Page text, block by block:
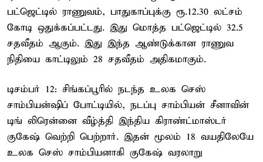
பட்ஜெட்டில் ராணுவம், பாதுகாப்புக்கு ரூ.12.30 லட்சம்
கோடி ஒதுக்கப்பட்டது. இது மொத்த பட்ஜெட்டில் 32.5
சதவீதம் ஆகும். இது இந்த ஆண்டுக்கான ராணுவ
நிதியை காட்டிலும் 28 சதவீதம் அதிகமாகும்.
டிசம்பர் 12: சிங்கப்பூரில் நடந்த உலக செஸ்
சாம்பியன்ஷிப் போட்டியில், நடப்பு சாம்பியன் சீனாவின்
டிங் லிரென்னை வீழ்த்தி இந்திய கிராண்ட்மாஸ்டர்
குகேஷ் வெற்றி பெற்றார். இதன் மூலம் 18 வயதிலேயே
உலக செஸ் சாம்பியனாகி குகேஷ் வரலாறு